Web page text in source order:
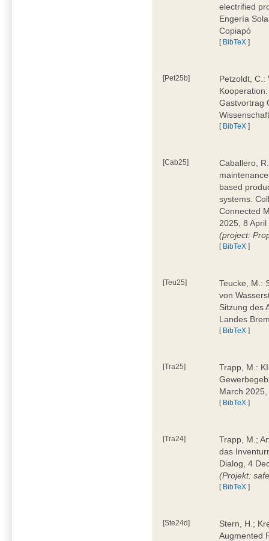
electrified
Engería
Copiapó
[ BibTeX ]
[Pet25b]
Petzoldt, C.:
Gastvortrag
[ BibTeX ]
[Cab25]
Caballero,
based
systems.
Connected
2025, 8
(project:
[ BibTeX ]
[Teu25]
Teucke, M.:
von
Sitzung des
Landes
[ BibTeX ]
[Tra25]
Trapp, M.:
March
[ BibTeX ]
[Tra24]
Trapp, M.;
das
Dialog, 4
(Projekt:
[ BibTeX ]
[Ste24d]
Stern, H.;
Augmented